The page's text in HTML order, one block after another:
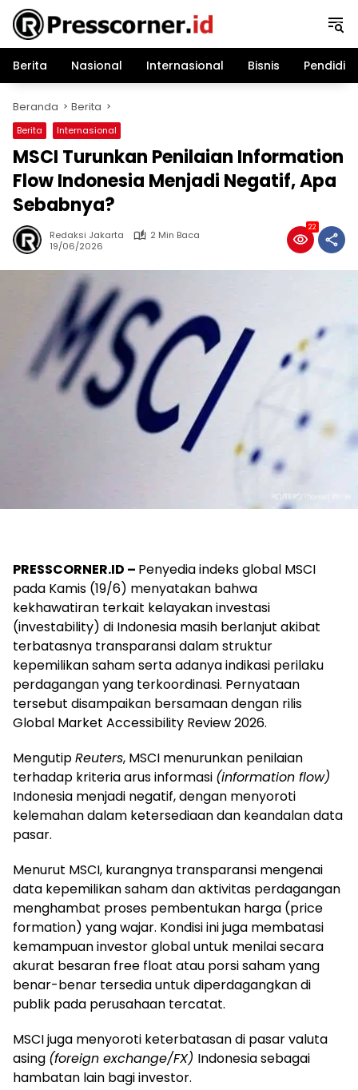
Langsung
konten
Berita
Nasional Internasional Bisnis
Beranda Berita
Berita Internasional
MSCI Turunkan Penilaian Information
Flow Indonesia Menjadi Negatif, Apa
Sebabnya?
Redaksi Jakarta
2 Min Baca
19/06/2026
22
PRESSCORNER.ID – Penyedia indeks global MSCI
pada Kamis (19/6) menyatakan bahwa
kekhawatiran terkait kelayakan investasi
(investability) di Indonesia masih berlanjut akibat
terbatasnya transparansi dalam struktur
kepemilikan saham serta adanya indikasi perilaku
perdagangan yang terkoordinasi. Pernyataan
tersebut disampaikan bersamaan dengan rilis
Global Market Accessibility Review 2026.
MengutipReuters, MSCI menurunkan penilaian
terhadap kriteria arus informasi (information flow)
Indonesia menjadi negatif, dengan menyoroti
kelemahan dalam ketersediaan dan keandalan data
pasar.
Menurut MSCI, kurangnya transparansi mengenai
data kepemilikan saham dan aktivitas perdagangan
menghambat proses pembentukan harga (price
formation) yang wajar. Kondisi ini juga membatasi
kemampuan investor global untuk menilai secara
akurat besaran free float atau porsi saham yang
benar-benar tersedia untuk diperdagangkan di
publik pada perusahaan tercatat.
MSCI juga menyoroti keterbatasan di pasar valuta
asing (foreign exchange/FX) Indonesia sebagai
hambatan lain bagi investor.